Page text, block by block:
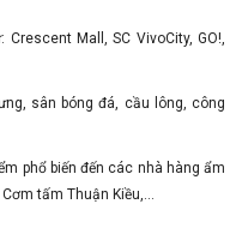
Mall, SC VivoCity, GO!,
sân bóng đá, cầu lông, công
phổ biến đến các nhà hàng ẩm
tấm Thuận Kiều,...